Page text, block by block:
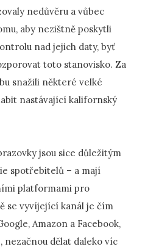
nedůvěru a vůbec
aby nezištně poskytli
nad jejich daty, byť
toto stanovisko. Za
snažili některé velké
nastávající kalifornský
jsou sice důležitým
spotřebitelů – a mají
platformami pro
se vyvíjející kanál je čím
Amazon a Facebook,
nezačnou dělat daleko víc